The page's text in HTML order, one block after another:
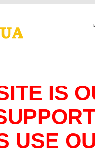
IS
USE